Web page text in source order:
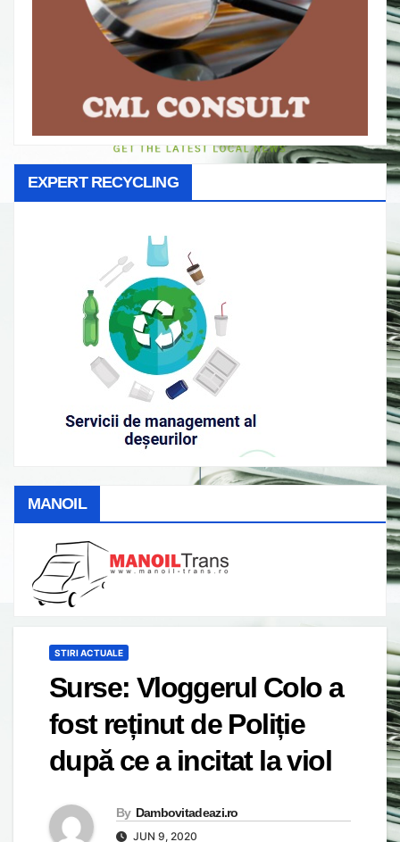
EXPERT RECYCLING
MANOIL
STIRI ACTUALE
Surse: Vloggerul Colo a
fost reținut de Poliție
după ce a incitat la viol
By Dambovitadeazi.ro
JUN 9, 2020